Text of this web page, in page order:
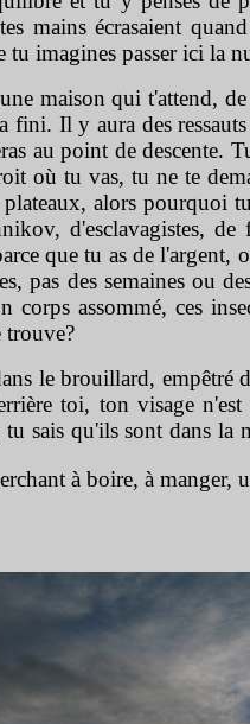
mains écrasaient
tu imagines passer ici la
maison qui t'attend,
fini. Il y aura des
au point de descente.
où tu vas, tu ne te
alors pourquoi
d'esclavagistes,
que tu as de
pas des semaines ou
corps assommé, ces
trouve?
le brouillard, empêtré
toi, ton visage
sais qu'ils sont dans la
à boire, à manger,